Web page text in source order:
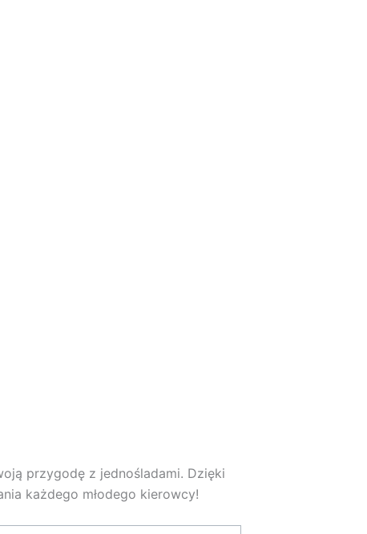
przygodę z jednośladami. Dzięki
każdego młodego kierowcy!